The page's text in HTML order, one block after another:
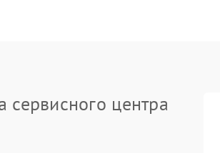
сервисного центра